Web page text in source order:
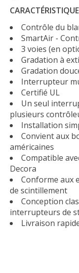
Contrôle du
SmartAir -
3 voies (en
Gradation à
Gradation
Interrupteur
Certifié UL
Un seul
plusieurs
Installation
Convient aux
américaines
Compatible
Decora
Conforme aux
de scintillement
Conception
interrupteurs de
Livraison